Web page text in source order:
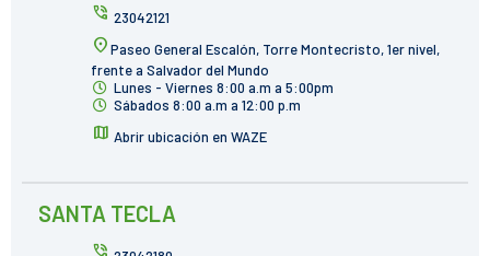
phone_in_talk 23042121
location_onPaseo General Escalón, Torre Montecristo, 1er nivel,
frente a Salvador del Mundo
Lunes - Viernes 8:00 a.m a 5:00pm
Sábados 8:00 a.m a 12:00 p.m
map Abrir ubicación en WAZE
SANTA TECLA